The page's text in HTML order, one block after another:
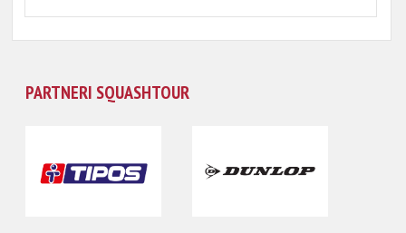
PARTNERI SQUASHTOUR